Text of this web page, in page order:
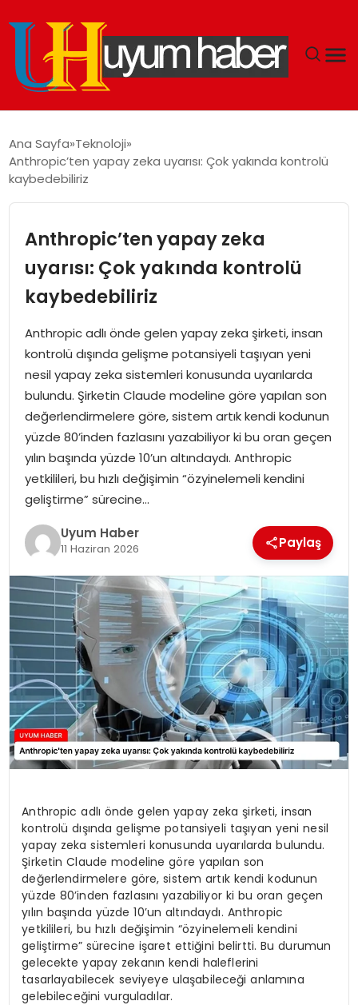
EKONOMI
SPOR
TEKNOLOJI
SAĞLIK
MAGAZIN
YAŞAM
Ana Sayfa Teknoloji
Anthropic’ten yapay zeka uyarısı: Çok yakında kontrolü
kaybedebiliriz
Anthropic’ten yapay zeka
uyarısı: Çok yakında kontrolü
kaybedebiliriz
Anthropic adlı önde gelen yapay zeka şirketi, insan
kontrolü dışında gelişme potansiyeli taşıyan yeni
nesil yapay zeka sistemleri konusunda uyarılarda
bulundu. Şirketin Claude modeline göre yapılan son
değerlendirmelere göre, sistem artık kendi kodunun
yüzde 80’inden fazlasını yazabiliyor ki bu oran geçen
yılın başında yüzde 10’un altındaydı. Anthropic
yetkilileri, bu hızlı değişimin “özyinelemeli kendini
geliştirme” sürecine…
Uyum Haber
11 Haziran 2026 Paylaş
Anthropic adlı önde gelen yapay zeka şirketi, insan
kontrolü dışında gelişme potansiyeli taşıyan yeni nesil
yapay zeka sistemleri konusunda uyarılarda bulundu.
Şirketin Claude modeline göre yapılan son
değerlendirmelere göre, sistem artık kendi kodunun
yüzde 80’inden fazlasını yazabiliyor ki bu oran geçen
yılın başında yüzde 10’un altındaydı. Anthropic
yetkilileri, bu hızlı değişimin “özyinelemeli kendini
geliştirme” sürecine işaret ettiğini belirtti. Bu durumun
gelecekte yapay zekanın kendi haleflerini
tasarlayabilecek seviyeye ulaşabileceği anlamına
gelebileceğini vurguladılar.